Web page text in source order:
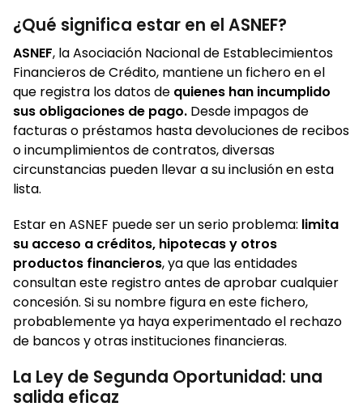
¿Qué significa estar en el ASNEF?
ASNEF, la Asociación Nacional de Establecimientos
Financieros de Crédito, mantiene un fichero en el
que registra los datos de quienes han incumplido
sus obligaciones de pago. Desde impagos de
facturas o préstamos hasta devoluciones de recibos
o incumplimientos de contratos, diversas
circunstancias pueden llevar a su inclusión en esta
lista.
Estar en ASNEF puede ser un serio problema: limita
su acceso a créditos, hipotecas y otros
productos financieros, ya que las entidades
consultan este registro antes de aprobar cualquier
concesión. Si su nombre figura en este fichero,
probablemente ya haya experimentado el rechazo
de bancos y otras instituciones financieras.
La Ley de Segunda Oportunidad: una
salida eficaz